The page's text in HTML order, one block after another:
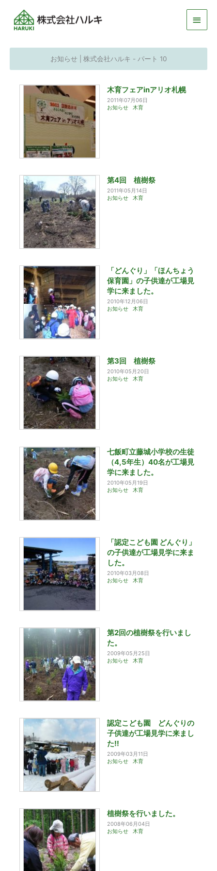
メ
メ
お知らせ | 株式会社ハルキ - パート 10
木育フェアinアリオ札幌
2011年07月06日
お知らせ
木育
第4回 植樹祭
2011年05月14日
お知らせ
木育
「どんぐり」「ほんちょう
保育園」の子供達が工場見
学に来ました。
2010年12月06日
お知らせ
木育
第3回 植樹祭
2010年05月20日
お知らせ
木育
七飯町立藤城小学校の生徒
（4,5年生）40名が工場見
学に来ました。
2010年05月19日
お知らせ
木育
「認定こども園 どんぐり」
の子供達が工場見学に来ま
した。
2010年03月08日
お知らせ
木育
第2回の植樹祭を行いまし
た。
2009年05月25日
お知らせ
木育
認定こども園 どんぐりの
子供達が工場見学に来まし
た!!
2009年03月11日
お知らせ
木育
植樹祭を行いました。
2008年06月04日
お知らせ
木育